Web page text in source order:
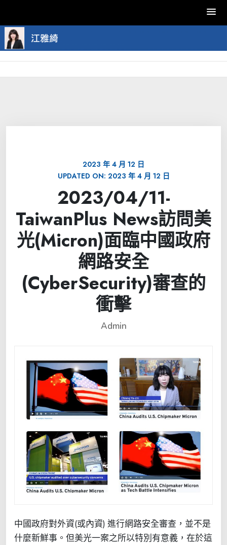
Skip
to
content
2023 年 4 月 12 日
UPDATED ON: 2023 年 4 月 12 日
2023/04/11-
TaiwanPlus News訪問美
光(Micron)面臨中國政府
網路安全
(CyberSecurity)審查的
衝擊
Admin
中國政府對外資(或內資) 進行網路安全審查，並不是
什麼新鮮事。但美光一案之所以特別有意義，在於這